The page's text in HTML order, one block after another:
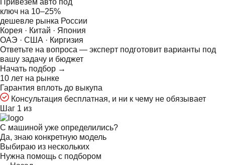
ключ на 10–25%
дешевле рынка России
Корея · Китай · Япония
ОАЭ · США · Киргизия
Ответьте на вопроса — эксперт подготовит варианты под
вашу задачу и бюджет
Начать подбор →
10 лет на рынке
Гарантия вплоть до выкупа
Консультация бесплатная, и ни к чему не обязывает
Шаг 1 из
С машиной уже определились?
Да, знаю конкретную модель
Выбираю из нескольких
Нужна помощь с подбором